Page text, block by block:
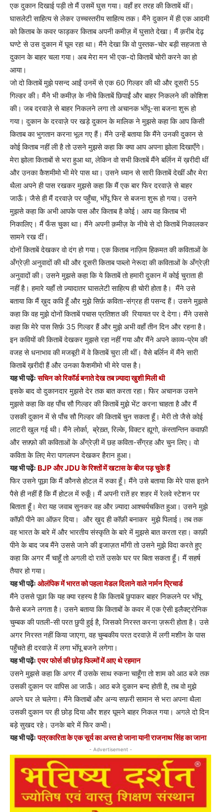
एक दुकान दिखाई पड़ी तो मैं उसमें घुस गया। वहाँ हर तरह की किताबें थीं।
घासलेटी साहित्य से लेकर उच्चस्तरीय साहित्य तक। मैंने दुकान में ही एक आदमी
को किताब के कवर फाड़कर किताब अपनी कमीज़ में घुसाते देखा। मैं क़रीब देढ़
घण्टे से उस दुकान में घूम रहा था। मैंने देखा कि वो पुस्तक-चोर बड़ी सहजता से
दुकान के बाहर चला गया। अब मेरा मन भी एक-दो किताबें चोरी करने का हो
आया।
जो दो किताबें मुझे पसन्द आईं उनमें से एक 60 गिल्डर की थी और दूसरी 55
गिल्डर की। मैंने भी कमीज़ के नीचे किताबें छिपाईं और बाहर निकलने की कोशिश
की। जब दरवाज़े से बाहर निकलने लगा तो अचानक भोँपू-सा बजना शुरू हो
गया। दुकान के दरवाज़े पर खड़े दुकान के मालिक ने मुझसे कहा कि आप किसी
किताब का भुगतान करना भूल गए हैं। मैंने उन्हें बताया कि मैंने उनकी दुकान से
कोई किताब नहीं ली है तो उसने मुझसे कहा कि क्या आप अपना झोला दिखाएँगे।
मेरा झोला किताबों से भरा हुआ था, लेकिन वो सभी किताबें मैंने बर्लिन में ख़रीदी थीं
और उनका कैशमीमो भी मेरे पास था। उसने ध्यान से सारी किताबें देखीं और मेरा
थैला अपने ही पास रखकर मुझसे कहा कि मैं एक बार फिर दरवाज़े से बाहर
जाऊँ। जैसे ही मैं दरवाज़े पर पहुँचा, भोँपू फिर से बजना शुरू हो गया। उसने
मुझसे कहा कि अभी आपके पास और किताब है कोई। आप वह किताब भी
निकालिए। मैं फँस चुका था। मैंने अपनी क़मीज़ के नीचे से दो किताबें निकालकर
सामने रख दीं।
दोनों किताबें देखकर वो दंग हो गया। एक किताब नाज़िम हिकमत की कविताओं के
अँग्रेज़ी अनुवादों की थी और दूसरी किताब पाब्लो नेरूदा की कविताओं के अँग्रेज़ी
अनुवादों की। उसने मुझसे कहा कि ये किताबें तो हमारी दुकान में कोई चुराता ही
नहीं है। हमारे यहाँ तो ज़्यादातर घासलेटी साहित्य ही चोरी होता है। मैंने उसे
बताया कि मैं ख़ुद कवि हूँ और मुझे सिर्फ़ कविता-संग्रह ही पसन्द हैं। उसने मुझसे
कहा कि वह मुझे दोनों किताबें पचास प्रतिशत की रियायत पर दे देगा। मैंने उससे
कहा कि मेरे पास सिर्फ़ 35 गिल्डर हैं और मुझे अभी वहाँ तीन दिन और रहना है।
इन कवियों की किताबें देखकर मुझसे रहा नहीं गया और मैंने अपने काव्य-प्रेम की
वजह से धनाभाव की मजबूरी में वे किताबें चुरा ली थीं। वैसे बर्लिन में मैंने सारी
किताबें ख़रीदी हैं और उनका कैशमीमो भी मेरे पास है।
यह भी पढ़ेंःसचिन को रिकॉर्ड बनाते देख तब ज़्यादा खुशी मिली थी
इसके बाद वो दुकानदार मुझसे देर तक बात करता रहा। फिर अचानक उसने
मुझसे कहा कि वह पाँच सौ गिल्डर की किताबें मुझे भेंट करना चाहता है और मैं
उसकी दुकान में से पाँच सौ गिल्डर की किताबें चुन सकता हूँ। मेरी तो जैसे कोई
लाटरी खुल गई थी। मैंने लोर्का, ब्रेख़्त, रिल्के, विक्टर ह्यूगो, कंस्तान्तिन कवाफ़ी
और सफ़्फ़ो की कविताओं के अँग्रेज़ी में छह कविता-सँग्रह और चुन लिए। वो
कविता के लिए मेरा पागलपन देखकर हैरान हुआ।
यह भी पढ़ेंः BJP और JDU के रिश्तों में खटास के बीज पड़ चुके हैं
फिर उसने पूछा कि मैं कौनसे होटल में रुका हूँ। मैंने उसे बताया कि मेरे पास इतने
पैसे ही नहीं हैं कि मैं होटल में रुकूँ। मैं अपनी रातें हर शहर में रेलवे स्टेशन पर
बिताता हूँ। मेरा यह जवाब सुनकर वह और ज़्यादा आश्चर्यचकित हुआ। उसने मुझे
कॉफ़ी पीने का ऑफ़र दिया। और ख़ुद ही कॉफ़ी बनाकर मुझे पिलाई। तब तक
वह भारत के बारे में और भारतीय संस्कृति के बारे में मुझसे बात करता रहा। काफ़ी
पीने के बाद जब मैंने उससे जाने की इजाज़त माँगी तो उसने मुझे विदा करते हुए
कहा कि अगर मैं चाहूँ तो अगली दो रातें उसके घर पर बिता सकता हूँ। मैं सहर्ष
तैयार हो गया।
यह भी पढ़ेंः ओलंपिक में भारत को पहला मेडल दिलाने वाले नार्मन प्रिचार्ड
मैंने उससे पूछा कि यह क्या रहस्य है कि किताबें छुपाकर बाहर निकलने पर भोँपू
कैसे बजने लगता है। उसने बताया कि किताबों के कवर में एक ऐसी इलैक्ट्रोनिक
चुम्बक की पतली-सी परत छुपी हुई है, जिसको निरस्त करना ज़रूरी होता है। उसे
अगर निरस्त नहीं किया जाएगा, वह चुम्बकीय परत दरवाज़े में लगी मशीन के पास
पहुँचते ही दरवाज़े में लगा भोँपू बजने लगेगा।
यह भी पढ़ेंःएयर फोर्स की छोड़ फिल्मों में आए थे रहमान
उसने मुझसे कहा कि अगर मैं उसके साथ रुकना चाहूँगा तो शाम को आठ बजे तक
उसकी दुकान पर वापिस आ जाऊँ। आठ बजे दुकान बन्द होती है, तब वो मुझे
अपने घर ले चलेगा। मैंने किताबों और अन्य सफ़री सामान से भरा अपना थैला
उसकी दुकान पर ही छोड़ दिया और शहर घूमने बाहर निकल गया। अगले दो दिन
बड़े सुखद रहे। उनके बारे में फिर कभी।
यह भी पढ़ेंःपत्रकारिता के एक सूर्य का अस्त हो जाना यानी राजनाथ सिंह का जाना
- Advertisement -